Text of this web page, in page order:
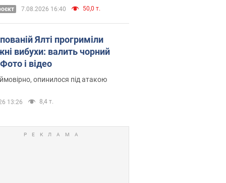
7.08.2026 16:40 50,0 т.
Ялті прогриміли
вибухи: валить чорний
і відео
опинилося під атакою
13:26 8,4 т.